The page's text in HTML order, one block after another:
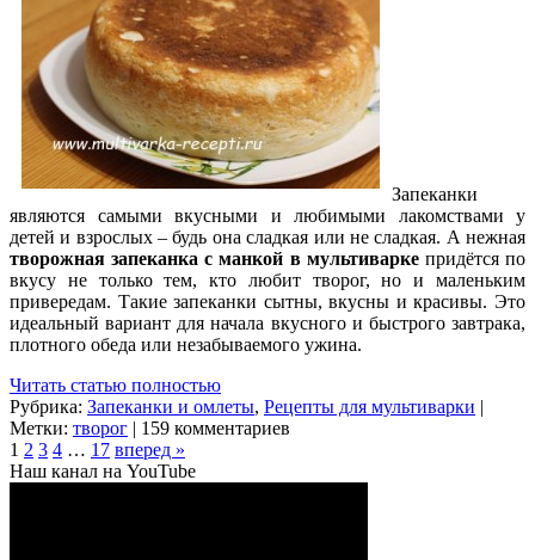
Запеканки
являются самыми вкусными и любимыми лакомствами у
детей и взрослых – будь она сладкая или не сладкая. А нежная
творожная запеканка с манкой в мультиваркепридётся по
вкусу не только тем, кто любит творог, но и маленьким
привередам. Такие запеканки сытны, вкусны и красивы. Это
идеальный вариант для начала вкусного и быстрого завтрака,
плотного обеда или незабываемого ужина.
Читать статью полностью
Рубрика: Запеканки и омлеты, Рецепты для мультиварки |
Метки: творог | 159 комментариев
1 2 3 4 … 17 вперед »
Наш канал на YouTube